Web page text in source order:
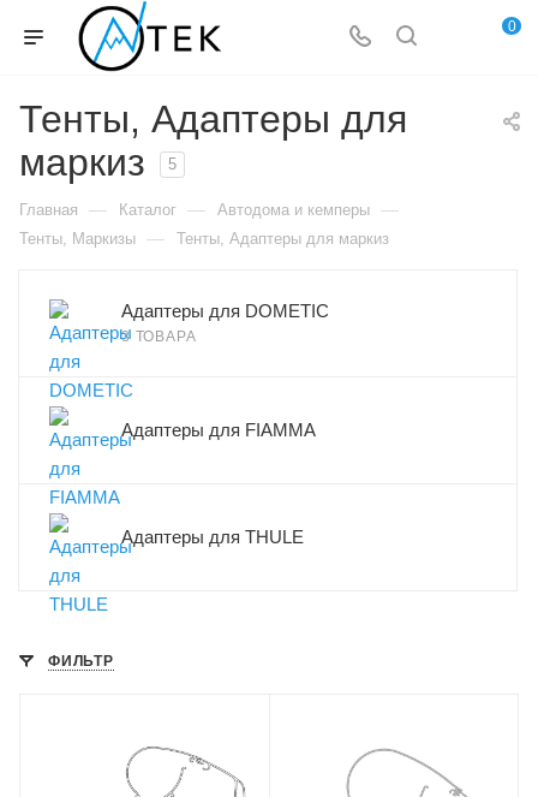
0
Тенты, Адаптеры для
маркиз
5
Главная — Каталог — Автодома и кемперы —
Тенты, Маркизы — Тенты, Адаптеры для маркиз
Адаптеры для DOMETIC
3 ТОВАРА
Адаптеры для FIAMMA
Адаптеры для THULE
ФИЛЬТР